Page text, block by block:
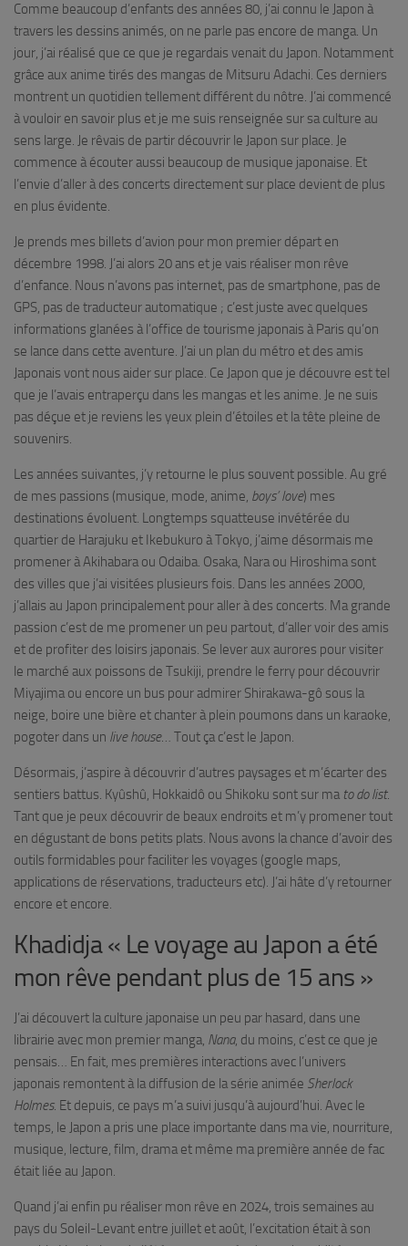
Comme beaucoup d’enfants des années 80, j’ai connu le Japon à
travers les dessins animés, on ne parle pas encore de manga. Un
jour, j’ai réalisé que ce que je regardais venait du Japon. Notamment
grâce aux anime tirés des mangas de Mitsuru Adachi. Ces derniers
montrent un quotidien tellement différent du nôtre. J’ai commencé
à vouloir en savoir plus et je me suis renseignée sur sa culture au
sens large. Je rêvais de partir découvrir le Japon sur place. Je
commence à écouter aussi beaucoup de musique japonaise. Et
l’envie d’aller à des concerts directement sur place devient de plus
en plus évidente.
Je prends mes billets d’avion pour mon premier départ en
décembre 1998. J’ai alors 20 ans et je vais réaliser mon rêve
d’enfance. Nous n’avons pas internet, pas de smartphone, pas de
GPS, pas de traducteur automatique ; c’est juste avec quelques
informations glanées à l’office de tourisme japonais à Paris qu’on
se lance dans cette aventure. J’ai un plan du métro et des amis
Japonais vont nous aider sur place. Ce Japon que je découvre est tel
que je l’avais entraperçu dans les mangas et les anime. Je ne suis
pas déçue et je reviens les yeux plein d’étoiles et la tête pleine de
souvenirs.
Les années suivantes, j’y retourne le plus souvent possible. Au gré
de mes passions (musique, mode, anime, boys’ love) mes
destinations évoluent. Longtemps squatteuse invétérée du
quartier de Harajuku et Ikebukuro à Tokyo, j’aime désormais me
promener à Akihabara ou Odaiba. Osaka, Nara ou Hiroshima sont
des villes que j’ai visitées plusieurs fois. Dans les années 2000,
j’allais au Japon principalement pour aller à des concerts. Ma grande
passion c’est de me promener un peu partout, d’aller voir des amis
et de profiter des loisirs japonais. Se lever aux aurores pour visiter
le marché aux poissons de Tsukiji, prendre le ferry pour découvrir
Miyajima ou encore un bus pour admirer Shirakawa-gô sous la
neige, boire une bière et chanter à plein poumons dans un karaoke,
pogoter dans un live house… Tout ça c’est le Japon.
Désormais, j’aspire à découvrir d’autres paysages et m’écarter des
sentiers battus. Kyûshû, Hokkaidô ou Shikoku sont sur ma to do list.
Tant que je peux découvrir de beaux endroits et m’y promener tout
en dégustant de bons petits plats. Nous avons la chance d’avoir des
outils formidables pour faciliter les voyages (google maps,
applications de réservations, traducteurs etc). J’ai hâte d’y retourner
encore et encore.
Khadidja « Le voyage au Japon a été
mon rêve pendant plus de 15 ans »
J’ai découvert la culture japonaise un peu par hasard, dans une
librairie avec mon premier manga, Nana, du moins, c’est ce que je
pensais… En fait, mes premières interactions avec l’univers
japonais remontent à la diffusion de la série animée Sherlock
Holmes. Et depuis, ce pays m’a suivi jusqu’à aujourd’hui. Avec le
temps, le Japon a pris une place importante dans ma vie, nourriture,
musique, lecture, film, drama et même ma première année de fac
était liée au Japon.
Quand j’ai enfin pu réaliser mon rêve en 2024, trois semaines au
pays du Soleil-Levant entre juillet et août, l’excitation était à son